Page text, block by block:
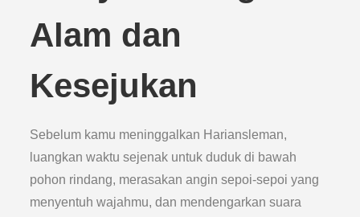
Alam dan
Kesejukan
Sebelum kamu meninggalkan Hariansleman,
luangkan waktu sejenak untuk duduk di bawah
pohon rindang, merasakan angin sepoi-sepoi yang
menyentuh wajahmu, dan mendengarkan suara